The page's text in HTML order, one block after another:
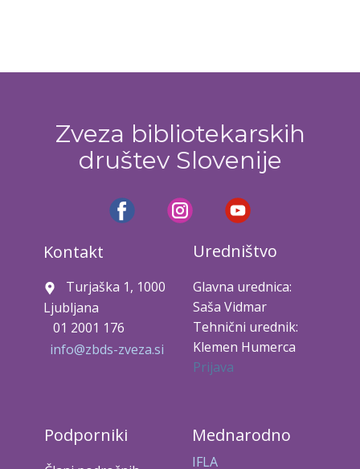
Zveza bibliotekarskih
društev Slovenije
Kontakt
Turjaška 1, 1000
Ljubljana
01 2001 176
info@zbds-zveza.si
Uredništvo
Glavna urednica:
Saša Vidmar
Tehnični urednik:
Klemen Humerca
Prijava
Podporniki Mednarodno
IFLA